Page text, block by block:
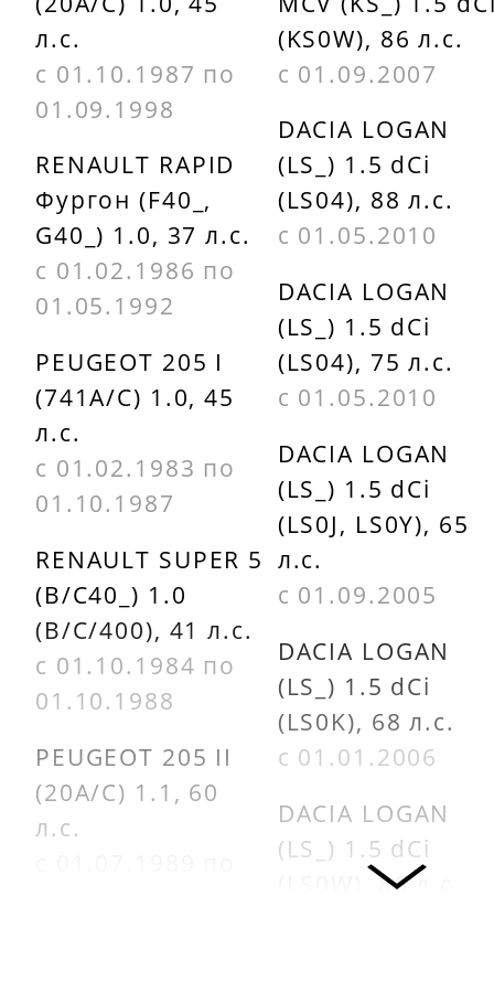
ASAM 30094
BLUE PAD
30093
BOSCH
0986467720
BRAKE
RB0993700
BRECK
214630070210
BRECKNER
BK42002
CARLINE
CLN1084
dafmi
D339SM
DELPHI
LP885
GIRLING
6114651
ICER 180993
ICER
KLAXCAR
24633Z
KOTL 400KT
LPR 05P220
LPR 05P349
LYNX
МАРКОН
11800180
MILES
MOTRIO
8671094847
л.с.
с 01.10.1987 по
01.09.1998
RENAULT RAPID
Фургон (F40_,
G40_) 1.0, 37 л.с.
с 01.02.1986 по
01.05.1992
PEUGEOT 205 I
(741A/C) 1.0, 45
л.с.
с 01.02.1983 по
01.10.1987
RENAULT SUPER 5
(B/C40_) 1.0
(B/C/400), 41 л.с.
с 01.10.1984 по
01.10.1988
PEUGEOT 205 II
(20A/C) 1.1, 60
л.с.
(KS0W), 86 л.с.
с 01.09.2007
DACIA LOGAN
(LS_) 1.5 dCi
(LS04), 88 л.с.
с 01.05.2010
DACIA LOGAN
(LS_) 1.5 dCi
(LS04), 75 л.с.
с 01.05.2010
DACIA LOGAN
(LS_) 1.5 dCi
(LS0J, LS0Y), 65
л.с.
с 01.09.2005
DACIA LOGAN
(LS_) 1.5 dCi
(LS0K), 68 л.с.
с 01.01.2006
DACIA LOGAN
(LS_) 1.5 dCi
(LS0W), 86 л.с.